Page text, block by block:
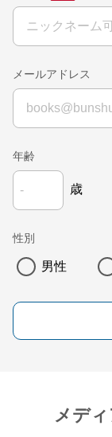
メールアドレス
年齢
歳
性別
男性
メデ